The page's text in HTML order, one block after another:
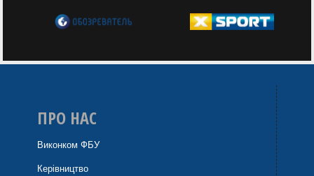
ПРО НАС
Виконком ФБУ
Керівництво